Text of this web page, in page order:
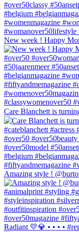
New week ! Happy
Care Blanchett is
Amazing style !
Radiant 💛💎 • • • •